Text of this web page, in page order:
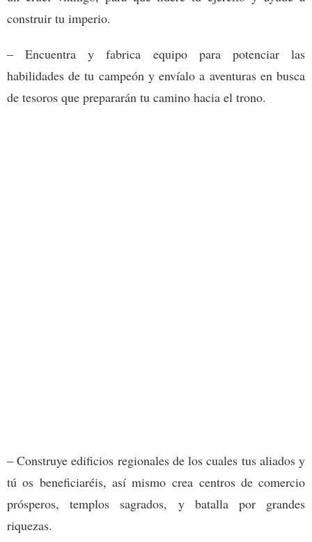
construir tu imperio.
– Encuentra y fabrica equipo para potenciar las
habilidades de tu campeón y envíalo a aventuras en busca
de tesoros que prepararán tu camino hacia el trono.
– Construye edificios regionales de los cuales tus aliados y
tú os beneficiaréis, así mismo crea centros de comercio
prósperos, templos sagrados, y batalla por grandes
riquezas.